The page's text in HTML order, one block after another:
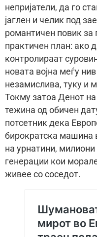
непријатели, да го
јаглен и челик под
романтичен повик
практичен план: ако
контролираат
новата војна меѓу
незамислива, туку и
Токму затоа Денот
тежина од обичен
потсетник дека
бирократска машина
на урнатини,
генерации кои
живее со соседот.